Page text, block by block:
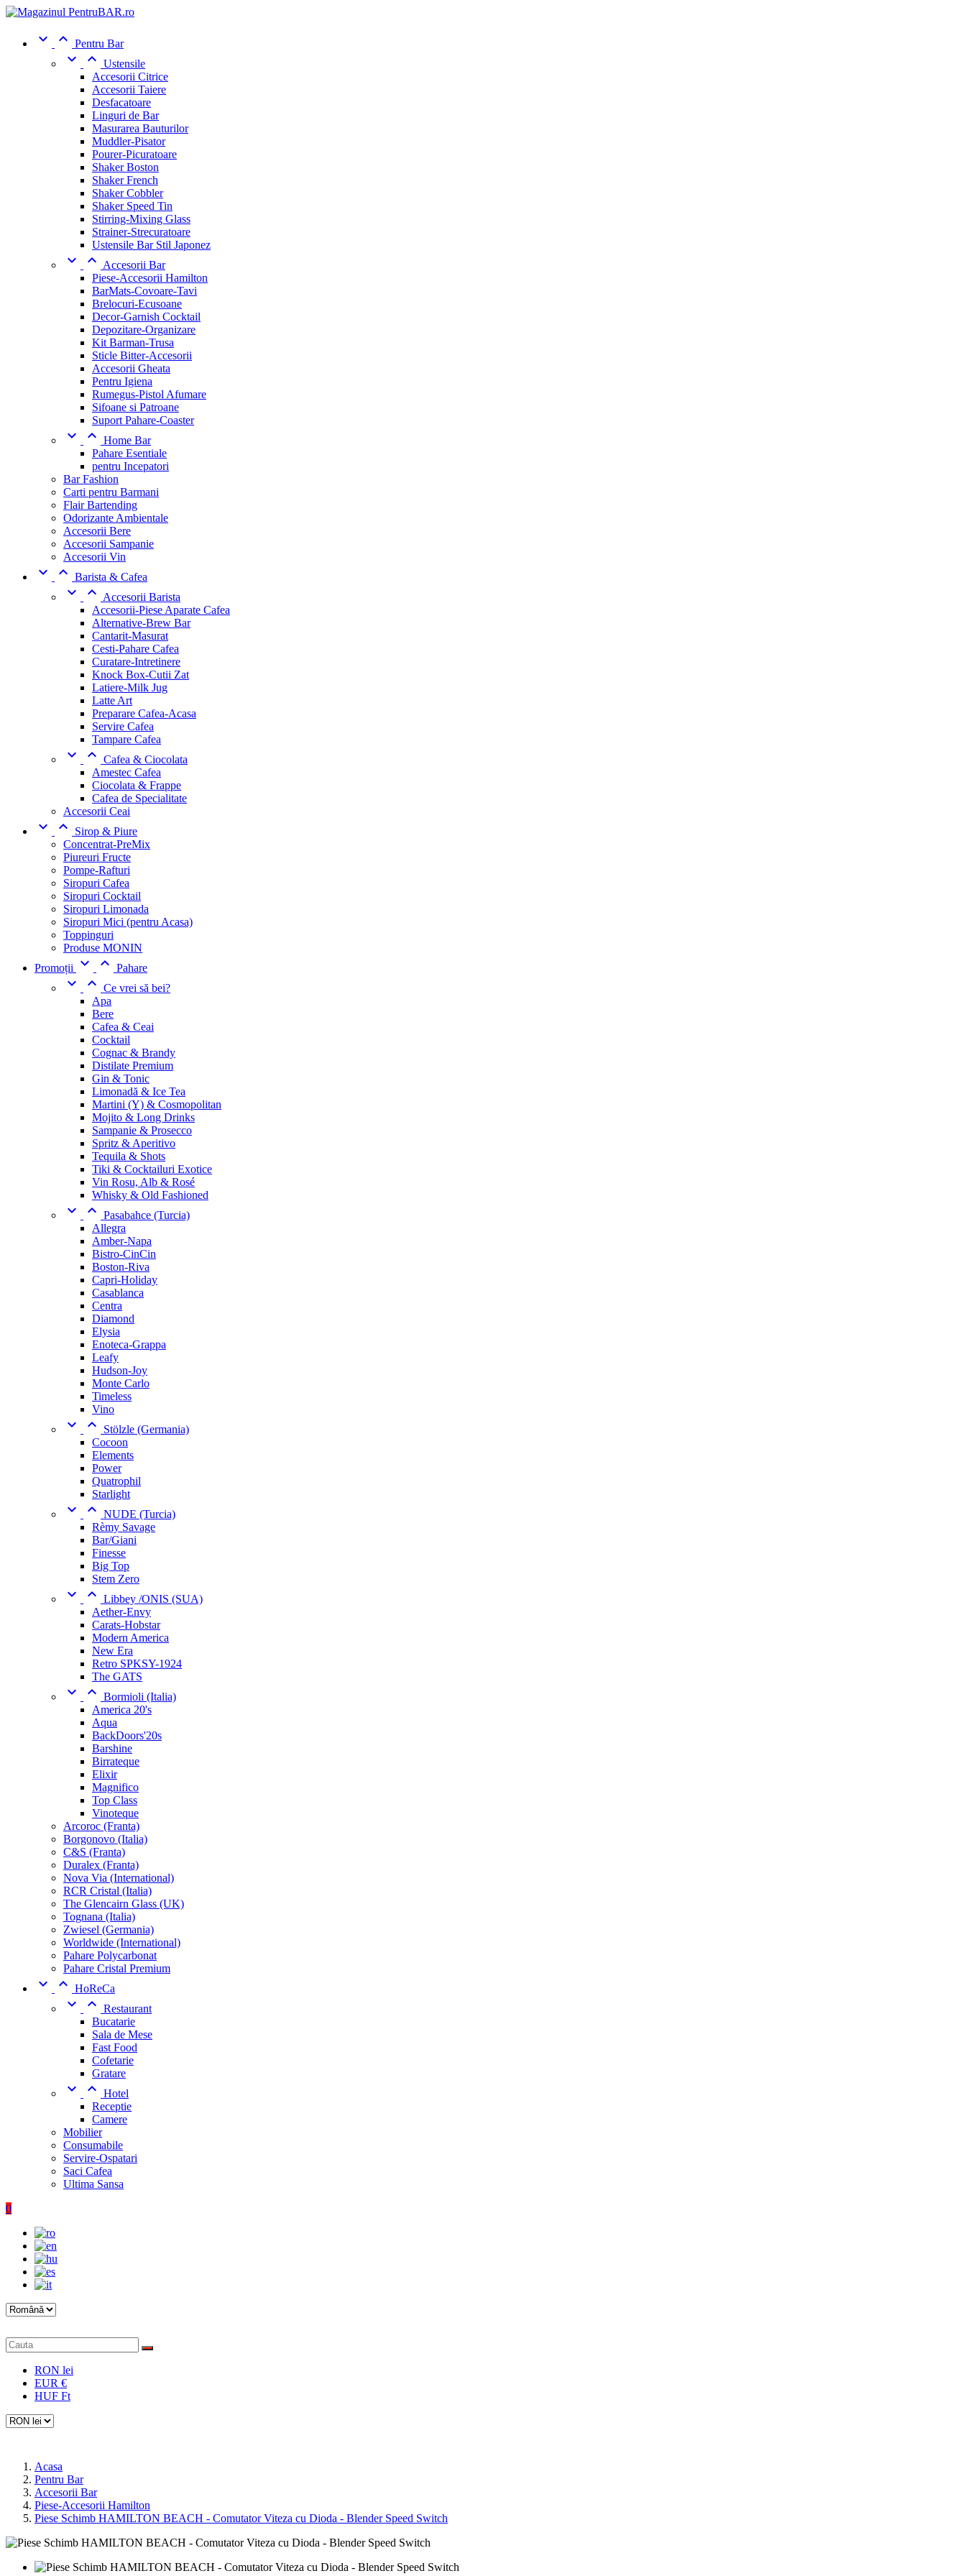
  Pentru Bar
  Ustensile
Accesorii Citrice
Accesorii Taiere
Desfacatoare
Linguri de Bar
Masurarea Bauturilor
Muddler-Pisator
Pourer-Picuratoare
Shaker Boston
Shaker French
Shaker Cobbler
Shaker Speed Tin
Stirring-Mixing Glass
Strainer-Strecuratoare
Ustensile Bar Stil Japonez
  Accesorii Bar
Piese-Accesorii Hamilton
BarMats-Covoare-Tavi
Brelocuri-Ecusoane
Decor-Garnish Cocktail
Depozitare-Organizare
Kit Barman-Trusa
Sticle Bitter-Accesorii
Accesorii Gheata
Pentru Igiena
Rumegus-Pistol Afumare
Sifoane si Patroane
Suport Pahare-Coaster
  Home Bar
Pahare Esentiale
pentru Incepatori
Bar Fashion
Carti pentru Barmani
Flair Bartending
Odorizante Ambientale
Accesorii Bere
Accesorii Sampanie
Accesorii Vin
  Barista & Cafea
  Accesorii Barista
Accesorii-Piese Aparate Cafea
Alternative-Brew Bar
Cantarit-Masurat
Cesti-Pahare Cafea
Curatare-Intretinere
Knock Box-Cutii Zat
Latiere-Milk Jug
Latte Art
Preparare Cafea-Acasa
Servire Cafea
Tampare Cafea
  Cafea & Ciocolata
Amestec Cafea
Ciocolata & Frappe
Cafea de Specialitate
Accesorii Ceai
 
Sirop & Piure
Concentrat-PreMix
Piureuri Fructe
Pompe-Rafturi
Siropuri Cafea
Siropuri Cocktail
Siropuri Limonada
Siropuri Mici (pentru Acasa)
Toppinguri
Produse MONIN
Promoții
  Pahare
  Ce vrei să bei?
Apa
Bere
Cafea & Ceai
Cocktail
Cognac & Brandy
Distilate Premium
Gin & Tonic
Limonadă & Ice Tea
Martini (Y) & Cosmopolitan
Mojito & Long Drinks
Sampanie & Prosecco
Spritz & Aperitivo
Tequila & Shots
Tiki & Cocktailuri Exotice
Vin Rosu, Alb & Rosé
Whisky & Old Fashioned
  Pasabahce (Turcia)
Allegra
Amber-Napa
Bistro-CinCin
Boston-Riva
Capri-Holiday
Casablanca
Centra
Diamond
Elysia
Enoteca-Grappa
Leafy
Hudson-Joy
Monte Carlo
Timeless
Vino
 
Stölzle (Germania)
Cocoon
Elements
Power
Quatrophil
Starlight
  NUDE (Turcia)
Rèmy Savage
Bar/Giani
Finesse
Big Top
Stem Zero
  Libbey /ONIS (SUA)
Aether-Envy
Carats-Hobstar
Modern America
New Era
Retro SPKSY-1924
The GATS
  Bormioli (Italia)
America 20's
Aqua
BackDoors'20s
Barshine
Birrateque
Elixir
Magnifico
Top Class
Vinoteque
Arcoroc (Franta)
Borgonovo (Italia)
C&S (Franta)
Duralex (Franta)
Nova Via (International)
RCR Cristal (Italia)
The Glencairn Glass (UK)
Tognana (Italia)
Zwiesel (Germania)
Worldwide (International)
Pahare Polycarbonat
Pahare Cristal Premium
  HoReCa
  Restaurant
Bucatarie
Sala de Mese
Fast Food
Cofetarie
Gratare
  Hotel
Receptie
Camere
Mobilier
Consumabile
Servire-Ospatari
Saci Cafea
Ultima Sansa
0
RON lei
EUR €
HUF Ft
Acasa
Pentru Bar
Accesorii Bar
Piese-Accesorii Hamilton
Piese Schimb HAMILTON BEACH - Comutator Viteza cu Dioda - Blender Speed Switch